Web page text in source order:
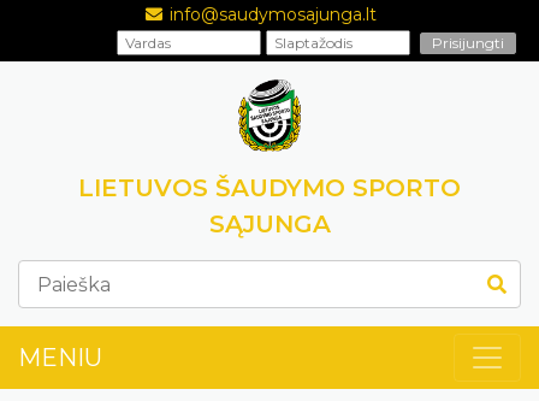
info@saudymosajunga.lt
LIETUVOS ŠAUDYMO SPORTO
SĄJUNGA
MENIU